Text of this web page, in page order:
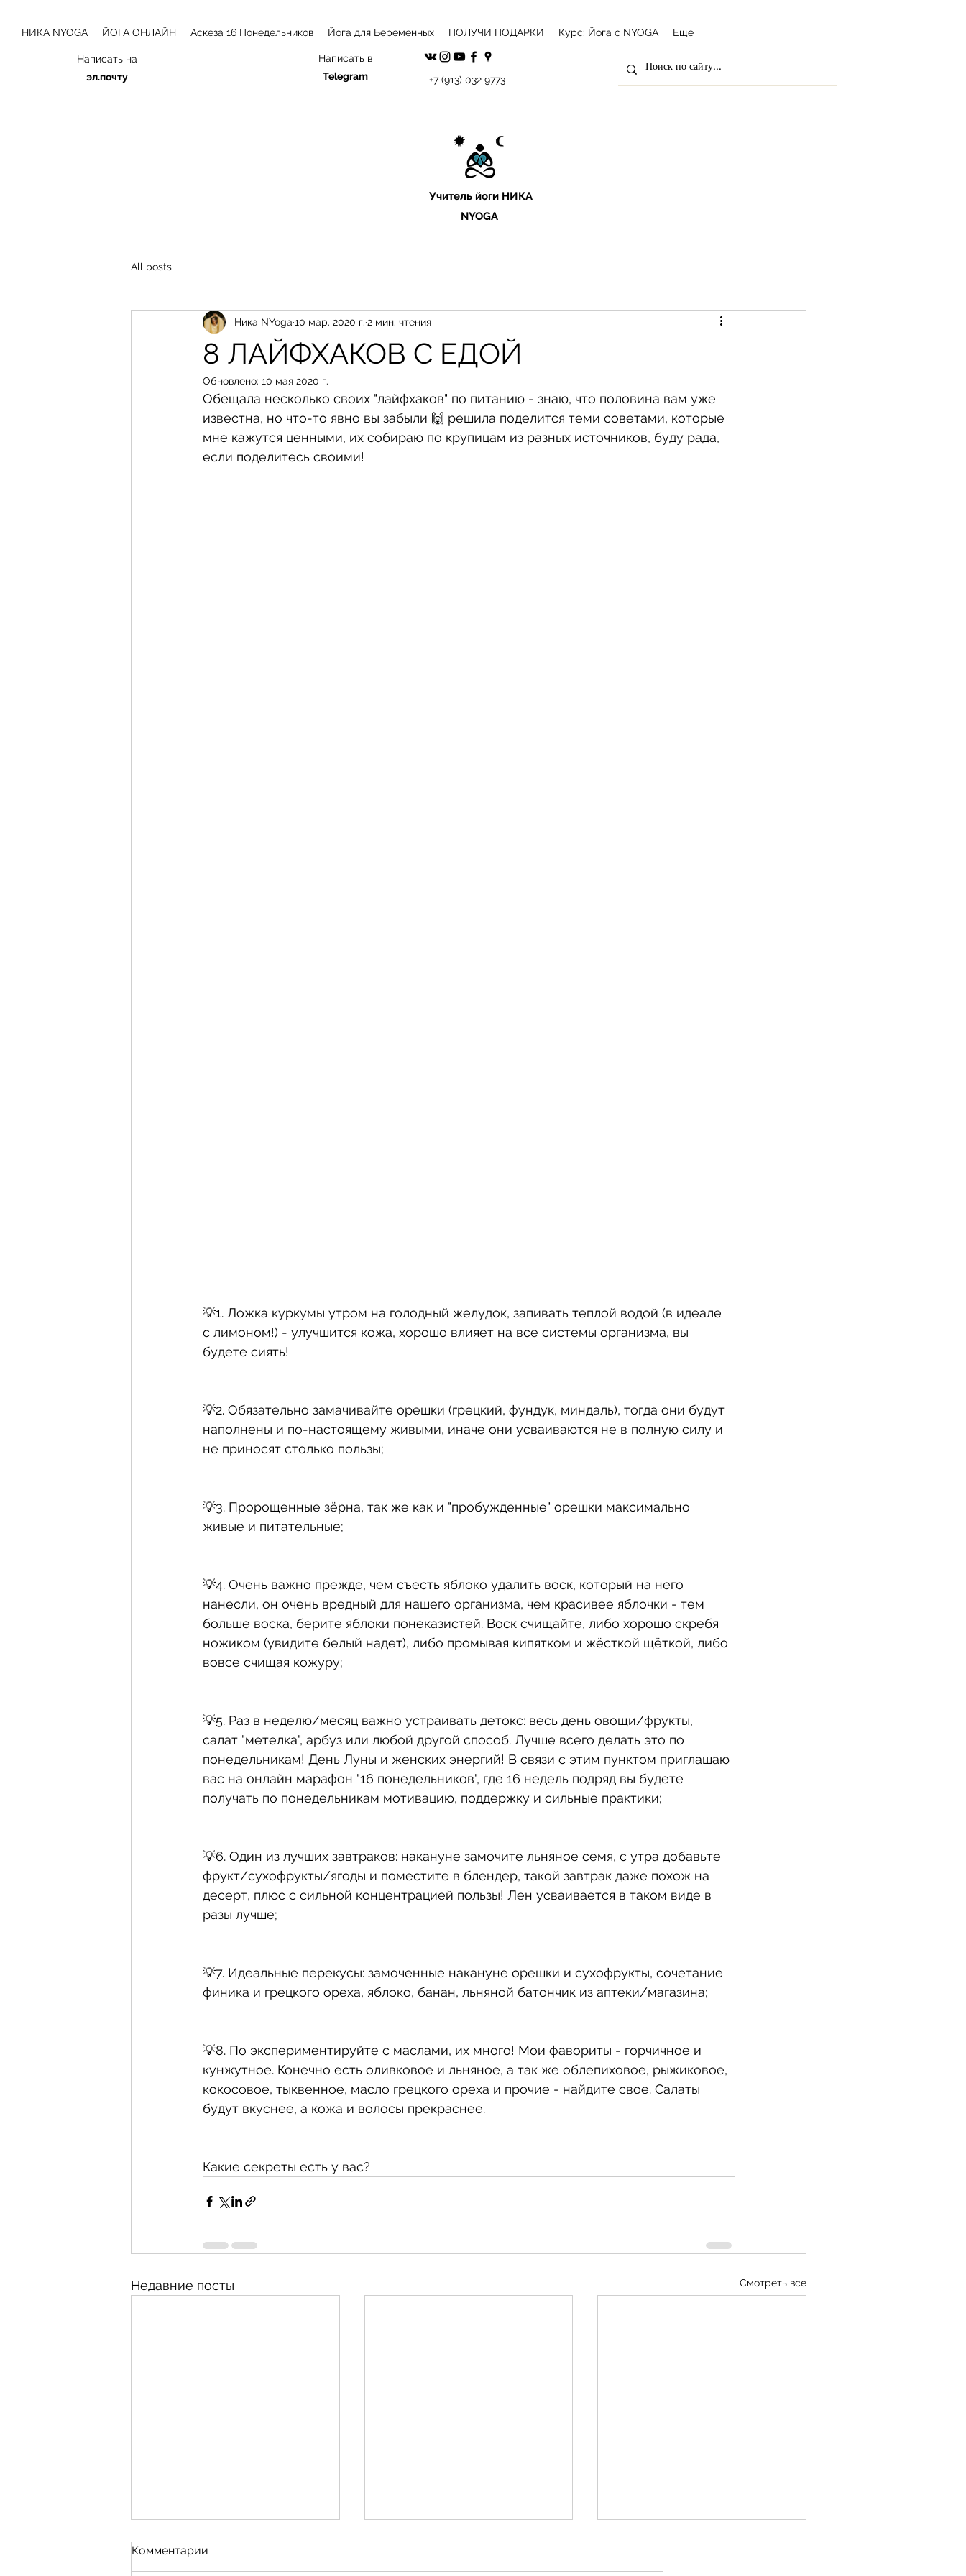
НИКА NYOGA ЙОГА ОНЛАЙН Аскеза 16 Понедельников Йога для Беременных ПОЛУЧИ ПОДАРКИ Курс: Йога с NYOGA Еще
Написать на
эл.почту
Написать в
Telegram
+7 (913) 032 9773
Учитель йоги НИКА
NYOGA
All posts
8 ЛАЙФХАКОВ С ЕДОЙ
Ника NYoga 10 мар. 2020 г. 2 мин. чтения
Обновлено: 10 мая 2020 г.
Обещала несколько своих "лайфхаков" по питанию - знаю, что половина вам уже
известна, но что-то явно вы забыли 🙌 решила поделится теми советами, которые
мне кажутся ценными, их собираю по крупицам из разных источников, буду рада,
если поделитесь своими!
💡1. Ложка куркумы утром на голодный желудок, запивать теплой водой (в идеале
с лимоном!) - улучшится кожа, хорошо влияет на все системы организма, вы
будете сиять!
💡2. Обязательно замачивайте орешки (грецкий, фундук, миндаль), тогда они будут
наполнены и по-настоящему живыми, иначе они усваиваются не в полную силу и
не приносят столько пользы;
💡3. Пророщенные зёрна, так же как и "пробужденные" орешки максимально
живые и питательные;
💡4. Очень важно прежде, чем съесть яблоко удалить воск, который на него
нанесли, он очень вредный для нашего организма, чем красивее яблочки - тем
больше воска, берите яблоки понеказистей. Воск счищайте, либо хорошо скребя
ножиком (увидите белый надет), либо промывая кипятком и жёсткой щёткой, либо
вовсе счищая кожуру;
💡5. Раз в неделю/месяц важно устраивать детокс: весь день овощи/фрукты,
салат "метелка", арбуз или любой другой способ. Лучше всего делать это по
понедельникам! День Луны и женских энергий! В связи с этим пунктом приглашаю
вас на онлайн марафон "16 понедельников", где 16 недель подряд вы будете
получать по понедельникам мотивацию, поддержку и сильные практики;
💡6. Один из лучших завтраков: накануне замочите льняное семя, с утра добавьте
фрукт/сухофрукты/ягоды и поместите в блендер, такой завтрак даже похож на
десерт, плюс с сильной концентрацией пользы! Лен усваивается в таком виде в
разы лучше;
💡7. Идеальные перекусы: замоченные накануне орешки и сухофрукты, сочетание
финика и грецкого ореха, яблоко, банан, льняной батончик из аптеки/магазина;
💡8. По экспериментируйте с маслами, их много! Мои фавориты - горчичное и
кунжутное. Конечно есть оливковое и льняное, а так же облепиховое, рыжиковое,
кокосовое, тыквенное, масло грецкого ореха и прочие - найдите свое. Салаты
будут вкуснее, а кожа и волосы прекраснее.
Какие секреты есть у вас?
Недавние посты Смотреть все
Комментарии